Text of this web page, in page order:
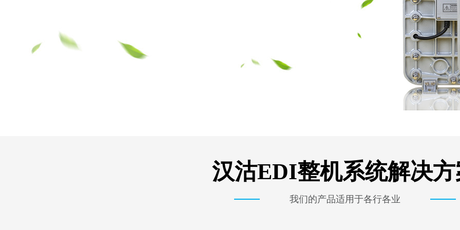
汉沽EDI整机系统解决
我们的产品适用于各行各业